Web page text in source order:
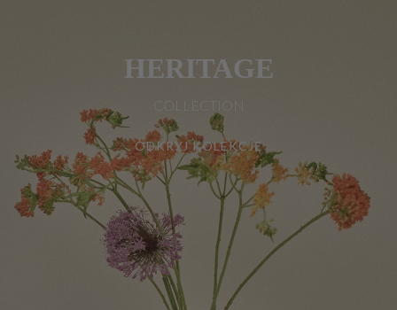
HERITAGE
COLLECTION
ODKRYJ KOLEKCJĘ